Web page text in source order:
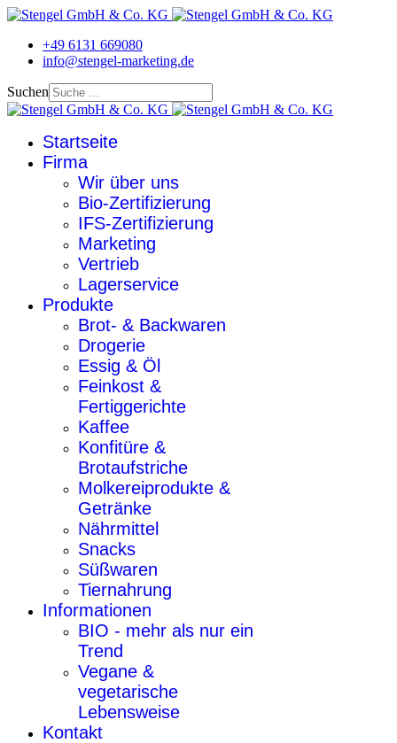
+49 6131 669080
info@stengel-marketing.de
Suchen
Startseite
Firma
Wir über uns
Bio-Zertifizierung
IFS-Zertifizierung
Marketing
Vertrieb
Lagerservice
Produkte
Brot- & Backwaren
Drogerie
Essig & Öl
Feinkost &
Fertiggerichte
Kaffee
Konfitüre &
Brotaufstriche
Molkereiprodukte &
Getränke
Nährmittel
Snacks
Süßwaren
Tiernahrung
Informationen
BIO - mehr als nur ein
Trend
Vegane &
vegetarische
Lebensweise
Kontakt